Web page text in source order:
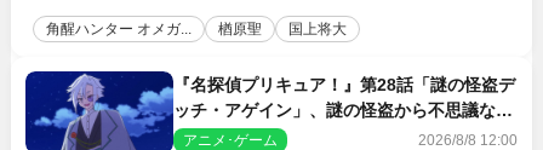
角醒ハンター オメガ... 楢原聖 国上将大
『名探偵プリキュア！』第28話「謎の怪盗デ
ッチ・アゲイン」、謎の怪盗から不思議な予
告状が届く
アニメ･ゲーム 2026/8/8 12:00